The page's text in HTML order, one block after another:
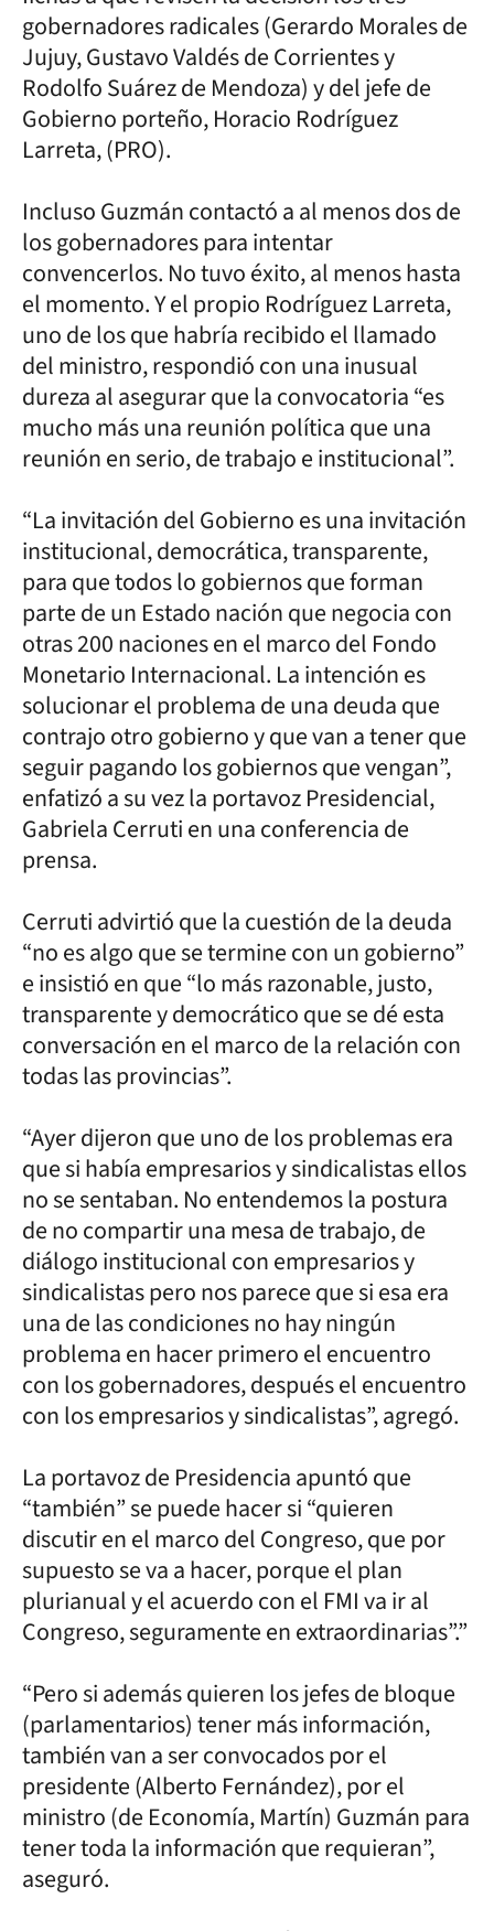
gobernadores radicales (Gerardo Morales de
Jujuy, Gustavo Valdés de Corrientes y
Rodolfo Suárez de Mendoza) y del jefe de
Gobierno porteño, Horacio Rodríguez
Larreta, (PRO).
Incluso Guzmán contactó a al menos dos de
los gobernadores para intentar
convencerlos. No tuvo éxito, al menos hasta
el momento. Y el propio Rodríguez Larreta,
uno de los que habría recibido el llamado
del ministro, respondió con una inusual
dureza al asegurar que la convocatoria “es
mucho más una reunión política que una
reunión en serio, de trabajo e institucional”.
“La invitación del Gobierno es una invitación
institucional, democrática, transparente,
para que todos lo gobiernos que forman
parte de un Estado nación que negocia con
otras 200 naciones en el marco del Fondo
Monetario Internacional. La intención es
solucionar el problema de una deuda que
contrajo otro gobierno y que van a tener que
seguir pagando los gobiernos que vengan”,
enfatizó a su vez la portavoz Presidencial,
Gabriela Cerruti en una conferencia de
prensa.
Cerruti advirtió que la cuestión de la deuda
“no es algo que se termine con un gobierno”
e insistió en que “lo más razonable, justo,
transparente y democrático que se dé esta
conversación en el marco de la relación con
todas las provincias”.
“Ayer dijeron que uno de los problemas era
que si había empresarios y sindicalistas ellos
no se sentaban. No entendemos la postura
de no compartir una mesa de trabajo, de
diálogo institucional con empresarios y
sindicalistas pero nos parece que si esa era
una de las condiciones no hay ningún
problema en hacer primero el encuentro
con los gobernadores, después el encuentro
con los empresarios y sindicalistas”, agregó.
La portavoz de Presidencia apuntó que
“también” se puede hacer si “quieren
discutir en el marco del Congreso, que por
supuesto se va a hacer, porque el plan
plurianual y el acuerdo con el FMI va ir al
Congreso, seguramente en extraordinarias”.”
“Pero si además quieren los jefes de bloque
(parlamentarios) tener más información,
también van a ser convocados por el
presidente (Alberto Fernández), por el
ministro (de Economía, Martín) Guzmán para
tener toda la información que requieran”,
aseguró.